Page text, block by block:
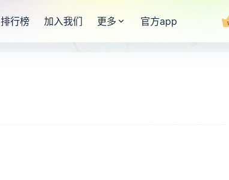
排行榜 加入我们 更多 官方app